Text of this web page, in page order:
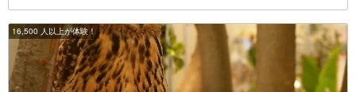
16,500 人以上が体験！